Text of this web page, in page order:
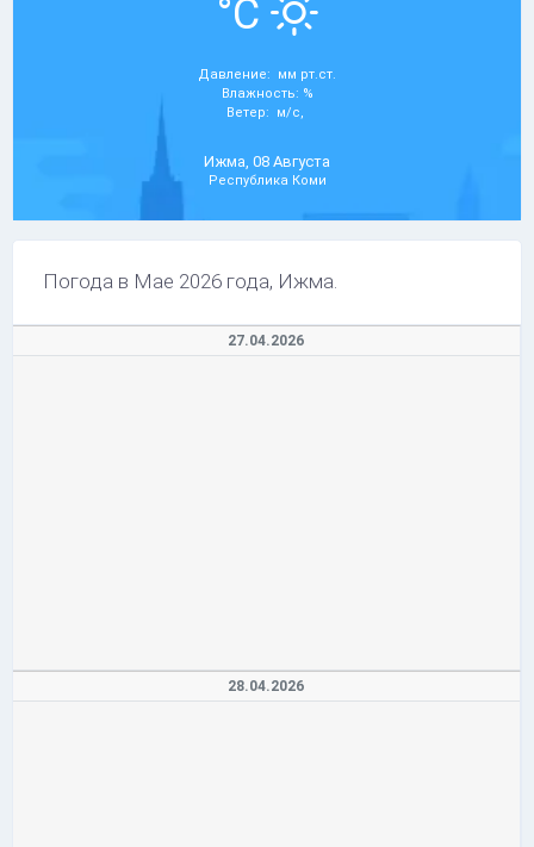
°C
Давление: мм рт.ст.
Влажность: %
Ветер: м/с,
Ижма, 08 Августа
Республика Коми
Погода в Мае 2026 года, Ижма.
27.04.2026
28.04.2026